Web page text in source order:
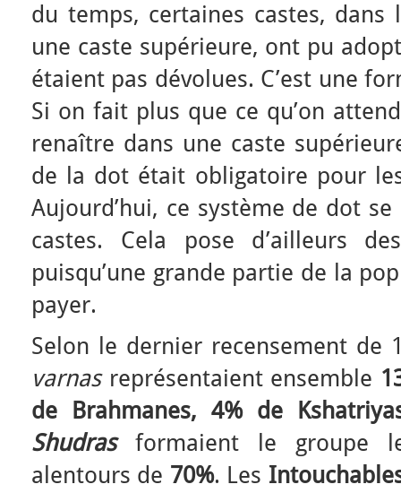
du temps, certaines castes, dans
une caste supérieure, ont pu
étaient pas dévolues. C’est une
Si on fait plus que ce qu’on
renaître dans une caste
de la dot était obligatoire pour
Aujourd’hui, ce système de dot
castes. Cela pose d’ailleurs
puisqu’une grande partie de la
payer.
Selon le dernier recensement de
varnasreprésentaient ensemble
de Brahmanes, 4% de
Shudras
formaient le groupe
alentours de 70%. Les